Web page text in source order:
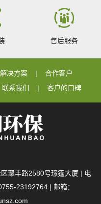
售后服务
解决方案
合作客户
联系我们 客户的口碑
聚丰路2580号璟霆大厦 | 电
23192764 | 邮箱：